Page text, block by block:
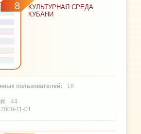
8
КУЛЬТУРНАЯ СРЕДА
КУБАНИ
16
44
2008-11-01